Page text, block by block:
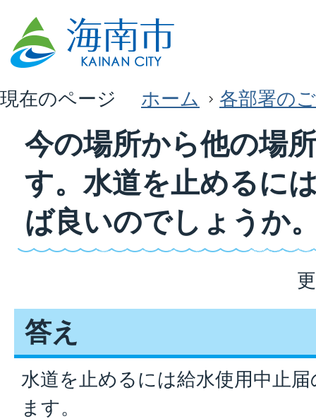
現在のページ ホーム 各部署の
今の場所から他の場
す。水道を止めるに
ば良いのでしょうか
答え
水道を止めるには給水使用中止
ます。